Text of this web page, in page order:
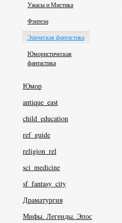
Ужасы и Мистика
Фэнтези
Эпическая фантастика
Юмористическая
фантастика
Юмор
antique_east
child_education
ref_guide
religion_rel
sci_medicine
sf_fantasy_city
Драматургия
Мифы. Легенды. Эпос